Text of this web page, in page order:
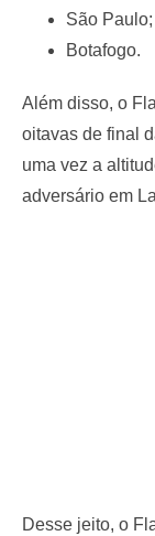
São Paulo;
Botafogo.
Além disso, o
oitavas de final
uma vez a
adversário em
Desse jeito, o